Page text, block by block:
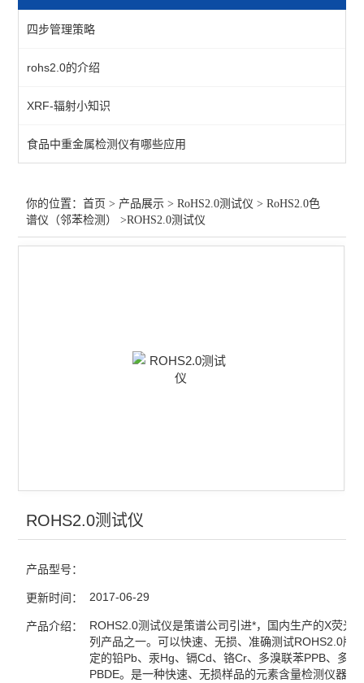
查看全部 >>
四步管理策略
rohs2.0的介绍
XRF-辐射小知识
食品中重金属检测仪有哪些应用
你的位置：首页 > 产品展示 >RoHS2.0测试仪 >RoHS2.0色
谱仪（邻苯检测）
>ROHS2.0测试仪
ROHS2.0测试仪
产品型号：
更新时间： 2017-06-29
产品介绍：
ROHS2.0测试仪是策谱公司引进*，国内生产的X荧光
列产品之一。可以快速、无损、准确测试ROHS2.0版
定的铅Pb、汞Hg、镉Cd、铬Cr、多溴联苯PPB、多溴
PBDE。是一种快速、无损样品的元素含量检测仪器,